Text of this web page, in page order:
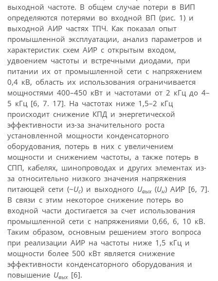
выходной частоте. В общем случае потери в ВИП
определяются потерями во входной ВП (рис. 1) и
выходной АИР частях ТПЧ. Как показал опыт
промышленной эксплуатации, анализ параметров и
характеристик схем АИР с открытым входом,
удвоением частоты и встречными диодами, при
питании их от промышленной сети с напряжением
0,4 кВ, область их использования ограничивается
мощностями 400–450 кВт и частотами от 2 кГц до 4–
5 кГц [6, 7. 17]. На частотах ниже 1,5–2 кГц
происходит снижение КПД и энергетической
эффективности из-за значительного роста
установленной мощности конденсаторного
оборудования, потерь в них с увеличением
мощности и снижением частоты, а также потерь в
СПП, кабелях, шинопроводах и других элементах из-
за относительно низкого значения напряжения
питающей сети (~Uc) и выходного Uвых(Uн) АИР [6, 7].
В связи с этим некоторое снижение потерь во
входной части достигается за счет использования
промышленной сети с напряжениями 0,66, 6, 10 кВ.
Таким образом, основным решением этого вопроса
при реализации АИР на частоты ниже 1,5 кГц и
мощности более 500 кВт является снижение
эффективности конденсаторного оборудования и
повышение Uвых[6].